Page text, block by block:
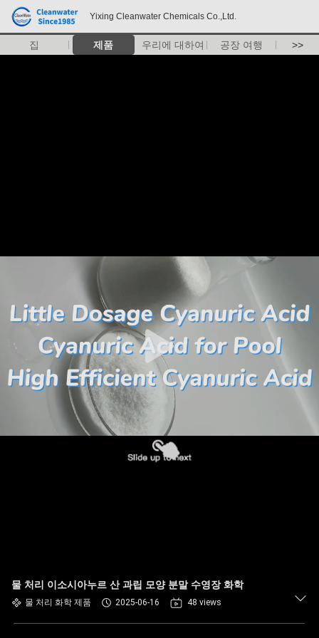
Yixing Cleanwater Chemicals Co.,Ltd.
집 제품 우리에 대하여 공장 여행 >>
물 처리 이소시아누르 산 과립 모양 분말 수영장 화학
물 처리 화학 제품 2025-06-16 48 views